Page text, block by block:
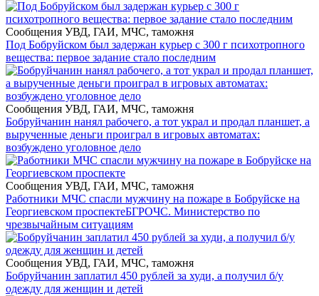
Сообщения УВД, ГАИ, МЧС, таможня
Под Бобруйском был задержан курьер с 300 г психотропного
вещества: первое задание стало последним
Сообщения УВД, ГАИ, МЧС, таможня
Бобруйчанин нанял рабочего, а тот украл и продал планшет, а
вырученные деньги проиграл в игровых автоматах:
возбуждено уголовное дело
Сообщения УВД, ГАИ, МЧС, таможня
Работники МЧС спасли мужчину на пожаре в Бобруйске на
Георгиевском проспектеБГРОЧС. Министерство по
чрезвычайным ситуациям
Сообщения УВД, ГАИ, МЧС, таможня
Бобруйчанин заплатил 450 рублей за худи, а получил б/у
одежду для женщин и детей